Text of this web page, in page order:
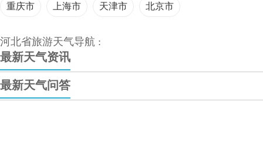
重庆市 上海市 天津市 北京市
河北省旅游天气导航 :
最新天气资讯
最新天气问答